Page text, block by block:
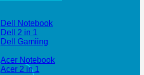
Dell Notebook
Dell 2 in 1
Dell Gamiing
Acer Notebook
Acer 2 in 1